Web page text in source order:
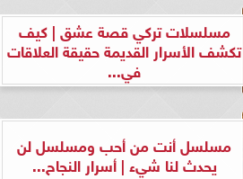
مسلسلات تركي قصة عشق | كيف
تكشف الأسرار القديمة حقيقة العلاقات
في...
مسلسل أنت من أحب ومسلسل لن
يحدث لنا شيء | أسرار النجاح...